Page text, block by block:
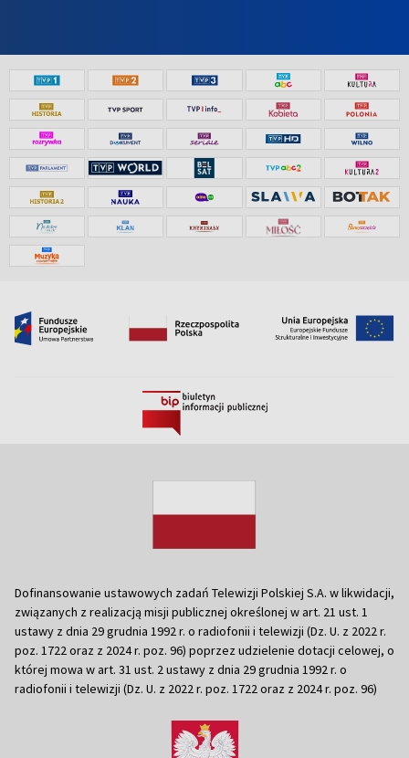
Dofinansowanie ustawowych zadań Telewizji Polskiej S.A. w likwidacji,
związanych z realizacją misji publicznej określonej w art. 21 ust. 1
ustawy z dnia 29 grudnia 1992 r. o radiofonii i telewizji (Dz. U. z 2022 r.
poz. 1722 oraz z 2024 r. poz. 96) poprzez udzielenie dotacji celowej, o
której mowa w art. 31 ust. 2 ustawy z dnia 29 grudnia 1992 r. o
radiofonii i telewizji (Dz. U. z 2022 r. poz. 1722 oraz z 2024 r. poz. 96)